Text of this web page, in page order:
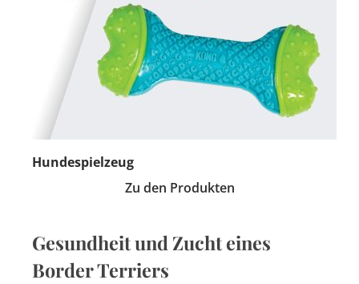
Hundespielzeug
Zu den Produkten
Gesundheit und Zucht eines
Border Terriers